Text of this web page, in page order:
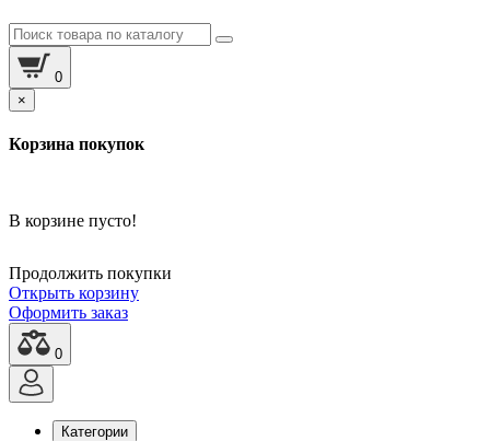
0
×
Корзина покупок
В корзине пусто!
Продолжить покупки
Открыть корзину
Оформить заказ
0
Категории